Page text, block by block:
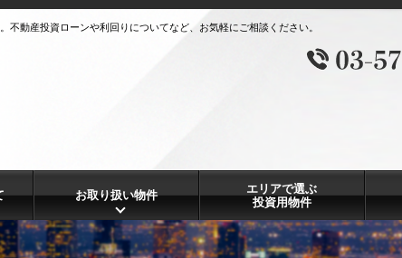
動産投資ローンや利回りについてなど、お気軽にご相談ください。
お取り扱い物件
エリアで選ぶ
投資用物件